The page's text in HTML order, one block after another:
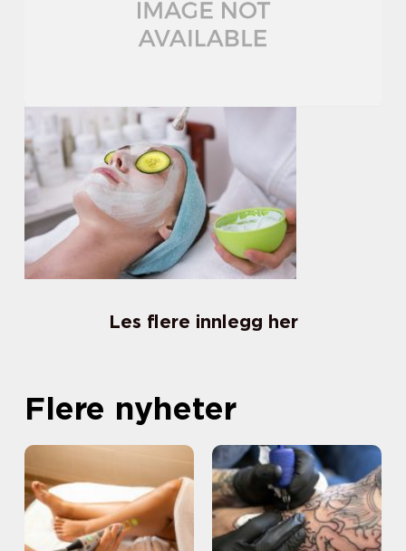
Les flere innlegg her
Flere nyheter